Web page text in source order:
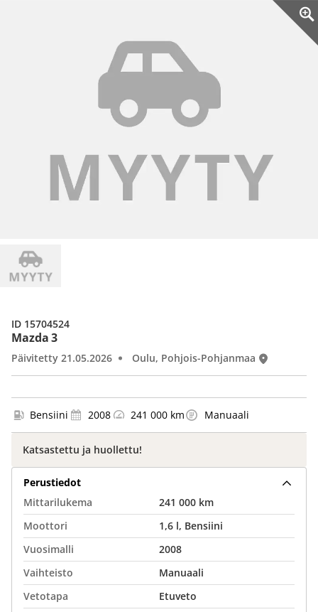
Mazda 3
Päivitetty 21.05.2026 Oulu, Pohjois-Pohjanmaa
ID 15704524
Bensiini 2008 241 000 km Manuaali
Katsastettu ja huollettu!
Perustiedot
Mittarilukema
241 000 km
Moottori
1,6 l, Bensiini
Vuosimalli
2008
Vaihteisto
Manuaali
Vetotapa
Etuveto